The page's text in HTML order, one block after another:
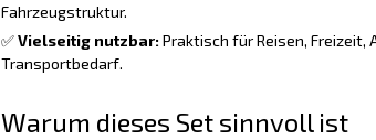
Fahrzeugstruktur.
✅Vielseitig nutzbar:Praktisch für Reisen, Freizeit,
Transportbedarf.
Warum dieses Set sinnvoll ist